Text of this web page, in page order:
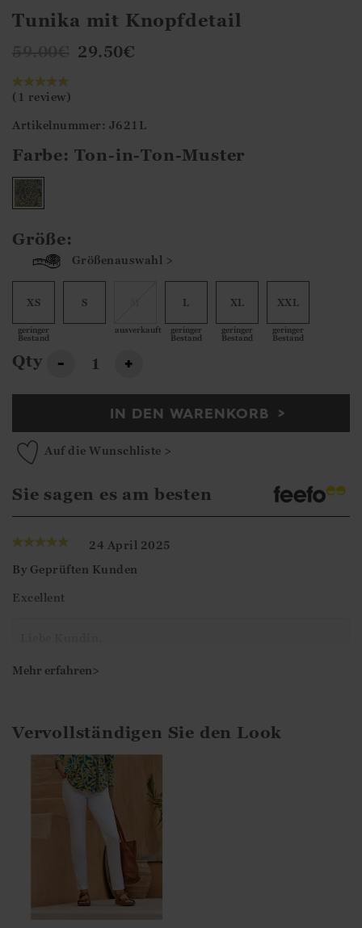
Tunika mit Knopfdetail
29.50€
(1 review)
Artikelnummer: J621L
Farbe: Ton-in-Ton-Muster
Größe:
Größenauswahl >
XS
geringer
Bestand
S
ausverkauft
L
geringer
Bestand
XL
geringer
Bestand
XXL
geringer
Bestand
Qty - +
IN DEN WARENKORB
Auf die Wunschliste >
Sie sagen es am besten
24 April 2025
By Geprüften Kunden
Excellent
Viele Grüße
Ismini
Mehr erfahren>
Vervollständigen Sie den Look